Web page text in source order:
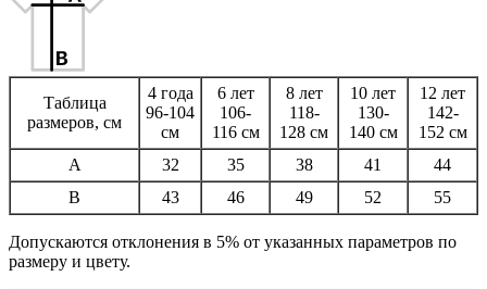
Таблица
размеров, см
4 года
96-104
см
6 лет
106-
116 см
8 лет
118-
128 см
10 лет
130-
140 см
12 лет
142-
152 см
A
32 35 38 41
44
B
43 46 49 52 55
Допускаются отклонения в 5% от указанных параметров по
размеру и цвету.